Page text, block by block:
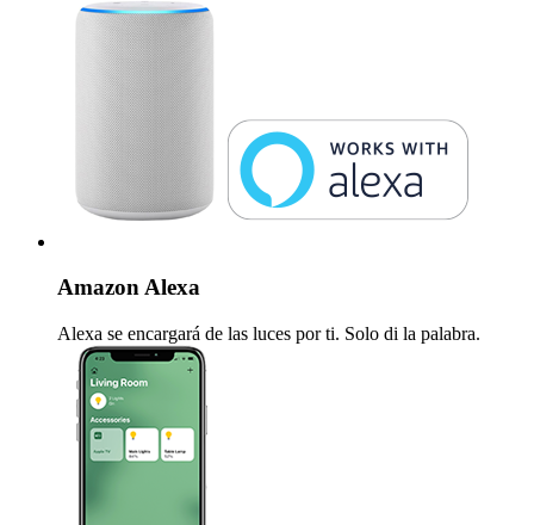
Amazon Alexa
Alexa se encargará de las luces por ti. Solo di la palabra.